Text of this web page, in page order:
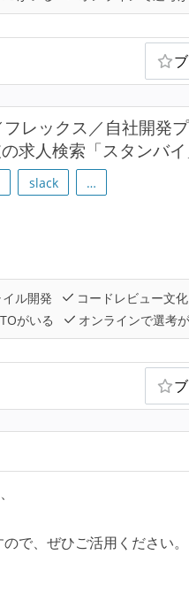
レックス／自社開発
人検索「スタンバイ
slack …
ル開発
コードレビュー文化
がいる オンラインで選考
で、ぜひご活用ください。